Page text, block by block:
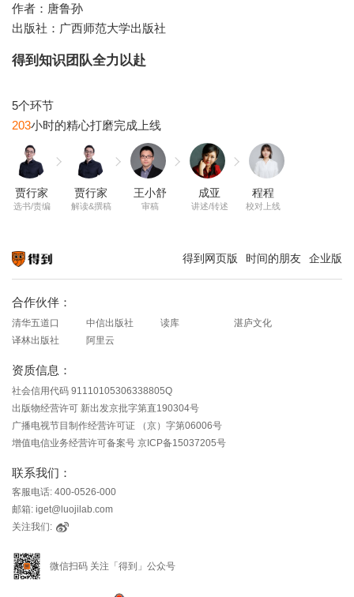
作者：唐鲁孙
出版社：广西师范大学出版社
得到知识团队全力以赴
203
贾行家
选书/责编
贾行家
解读&撰稿
王小舒
审稿
成亚
讲述/转述
程程
校对上线
得到网页版 时间的朋友 企业版
合作伙伴：
清华五道口 中信出版社 读库
湛庐文化
译林出版社
阿里云
资质信息：
社会信用代码 91110105306338805Q
出版物经营许可 新出发京批字第直190304号
广播电视节目制作经营许可证 （京）字第06006号
增值电信业务经营许可备案号 京ICP备15037205号
联系我们：
客服电话: 400-0526-000
邮箱: iget@luojilab.com
关注我们:
微信扫码 关注「得到」公众号